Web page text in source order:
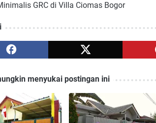
GRC di Villa Ciomas Bogor
menyukai postingan ini